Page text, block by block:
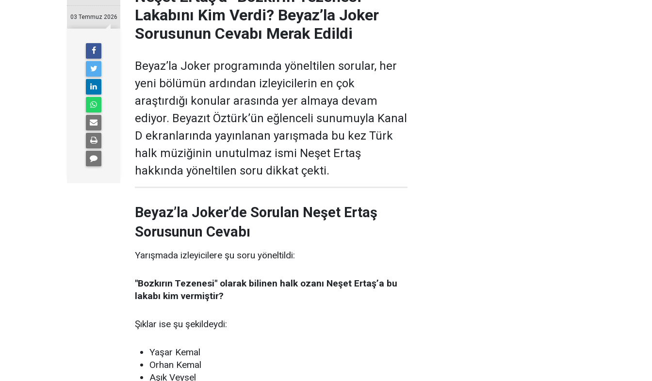
03 Temmuz 2026
Lakabını Kim Verdi? Beyaz’la Joker
Sorusunun Cevabı Merak Edildi
Beyaz’la Joker programında yöneltilen sorular, her
yeni bölümün ardından izleyicilerin en çok
araştırdığı konular arasında yer almaya devam
ediyor. Beyazıt Öztürk’ün eğlenceli sunumuyla Kanal
D ekranlarında yayınlanan yarışmada bu kez Türk
halk müziğinin unutulmaz ismi Neşet Ertaş
hakkında yöneltilen soru dikkat çekti.
Beyaz’la Joker’de Sorulan Neşet Ertaş
Sorusunun Cevabı
Yarışmada izleyicilere şu soru yöneltildi:
"Bozkırın Tezenesi" olarak bilinen halk ozanı Neşet Ertaş’a bu
lakabı kim vermiştir?
Şıklar ise şu şekildeydi:
Yaşar Kemal
Orhan Kemal
Aşık Veysel